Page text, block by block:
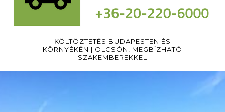
KÖLTÖZTETÉS BUDAPESTEN ÉS
KÖRNYÉKÉN | OLCSÓN, MEGBÍZHATÓ
SZAKEMBEREKKEL